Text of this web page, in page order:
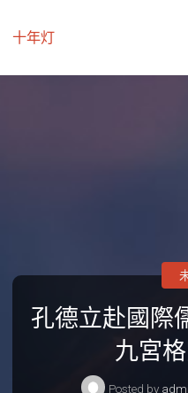
十年灯
孔德立赴國際
九宮
Posted by